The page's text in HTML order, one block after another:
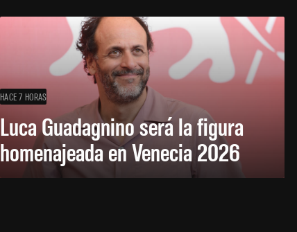
HACE 7 HORAS
Luca Guadagnino será la figura
homenajeada en Venecia 2026